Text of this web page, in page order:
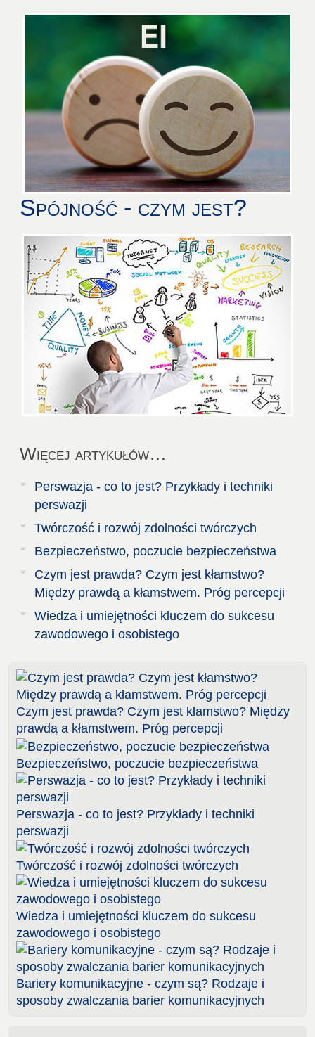
Spójność - czym jest?
Więcej artykułów…
Perswazja - co to jest? Przykłady i techniki
perswazji
Twórczość i rozwój zdolności twórczych
Bezpieczeństwo, poczucie bezpieczeństwa
Czym jest prawda? Czym jest kłamstwo?
Między prawdą a kłamstwem. Próg percepcji
Wiedza i umiejętności kluczem do sukcesu
zawodowego i osobistego
Czym jest prawda? Czym jest kłamstwo? Między
prawdą a kłamstwem. Próg percepcji
Bezpieczeństwo, poczucie bezpieczeństwa
Perswazja - co to jest? Przykłady i techniki
perswazji
Twórczość i rozwój zdolności twórczych
Wiedza i umiejętności kluczem do sukcesu
zawodowego i osobistego
Bariery komunikacyjne - czym są? Rodzaje i
sposoby zwalczania barier komunikacyjnych